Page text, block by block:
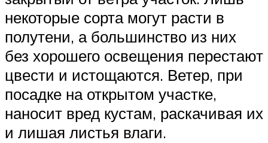
некоторые сорта могут расти в
полутени, а большинство из них
без хорошего освещения перестают
цвести и истощаются. Ветер, при
посадке на открытом участке,
наносит вред кустам, раскачивая их
и лишая листья влаги.